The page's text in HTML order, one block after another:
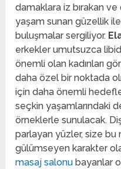
damaklara iz bırakan ve
yaşam sunan güzellik
buluşmalar sergiliyor.
erkekler umutsuzca
önemli olan kadınları
daha özel bir noktada
için daha önemli
seçkin yaşamlarındaki
örneklerle sunulacak.
parlayan yüzler, size bu
gülümseyen karakter
masaj salonu bayanlar